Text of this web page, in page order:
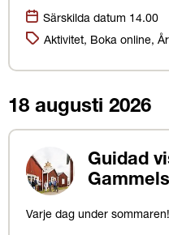
Datum:
Särskilda datum 14.00
Kategorier:
Aktivitet, Boka online,
18 augusti 2026
Guidad
Varje dag under sommaren!